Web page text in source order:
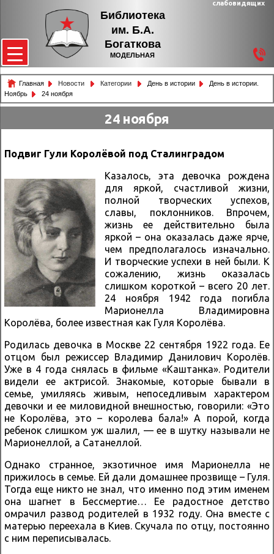
Библиотека
им. Б.А.
Богаткова
МОДЕЛЬНАЯ
слабовидящих
Главная Новости Категории День в истории
День в истории.
Ноябрь
24 ноября
24 ноября
Подвиг Гули Королёвой под Сталинградом
Казалось, эта девочка рождена
для яркой, счастливой жизни,
полной творческих успехов,
славы, поклонников. Впрочем,
жизнь ее действительно была
яркой – она оказалась даже ярче,
чем предполагалось изначально.
И творческие успехи в ней были. К
сожалению, жизнь оказалась
слишком короткой – всего 20 лет.
24 ноября 1942 года погибла
Марионелла Владимировна
Королёва, более известная как Гуля Королёва.
Родилась девочка в Москве 22 сентября 1922 года. Ее
отцом был режиссер Владимир Данилович Королёв.
Уже в 4 года снялась в фильме «Каштанка». Родители
видели ее актрисой. Знакомые, которые бывали в
семье, умиляясь живым, непоседливым характером
девочки и ее миловидной внешностью, говорили: «Это
не Королёва, это – королева бала!» А порой, когда
ребенок слишком уж шалил, — ее в шутку называли не
Марионеллой, а Сатанеллой.
Однако странное, экзотичное имя Марионелла не
прижилось в семье. Ей дали домашнее прозвище – Гуля.
Тогда еще никто не знал, что именно под этим именем
она шагнет в Бессмертие… Ее радостное детство
омрачил развод родителей в 1932 году. Она вместе с
матерью переехала в Киев. Скучала по отцу, постоянно
с ним переписывалась.